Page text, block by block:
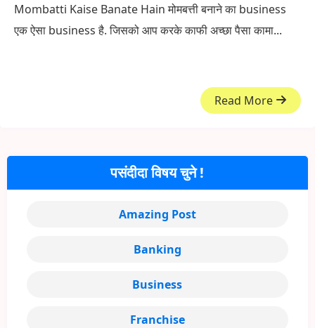
Mombatti Kaise Banate Hain मोमबत्ती बनाने का business
एक ऐसा business है. जिसको आप करके काफी अच्छा पैसा कामा...
Read More
पसंदीदा विषय चुने !
Amazing Post
Banking
Business
Franchise